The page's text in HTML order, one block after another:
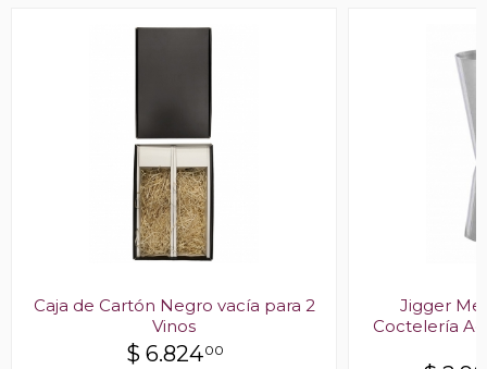
Caja de Cartón Negro vacía para 2
Vinos
$ 6.82400
Jigger
Coctelería